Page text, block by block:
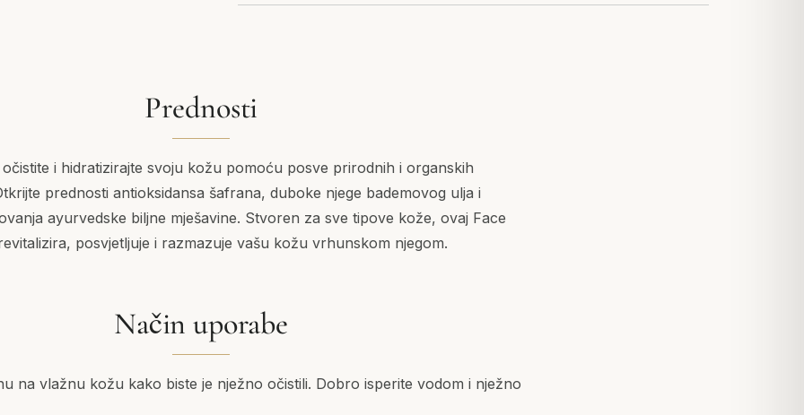
Prednosti
očistite i hidratizirajte svoju kožu pomoću posve prirodnih i organskih
prednosti antioksidansa šafrana, duboke njege bademovog ulja i
ayurvedske biljne mješavine. Stvoren za sve tipove kože, ovaj Face
posvjetljuje i razmazuje vašu kožu vrhunskom njegom.
Način uporabe
na vlažnu kožu kako biste je nježno očistili. Dobro isperite vodom i nježno